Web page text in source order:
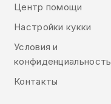
Центр помощи
Настройки кукки
Условия и
конфиденциальность
Контакты